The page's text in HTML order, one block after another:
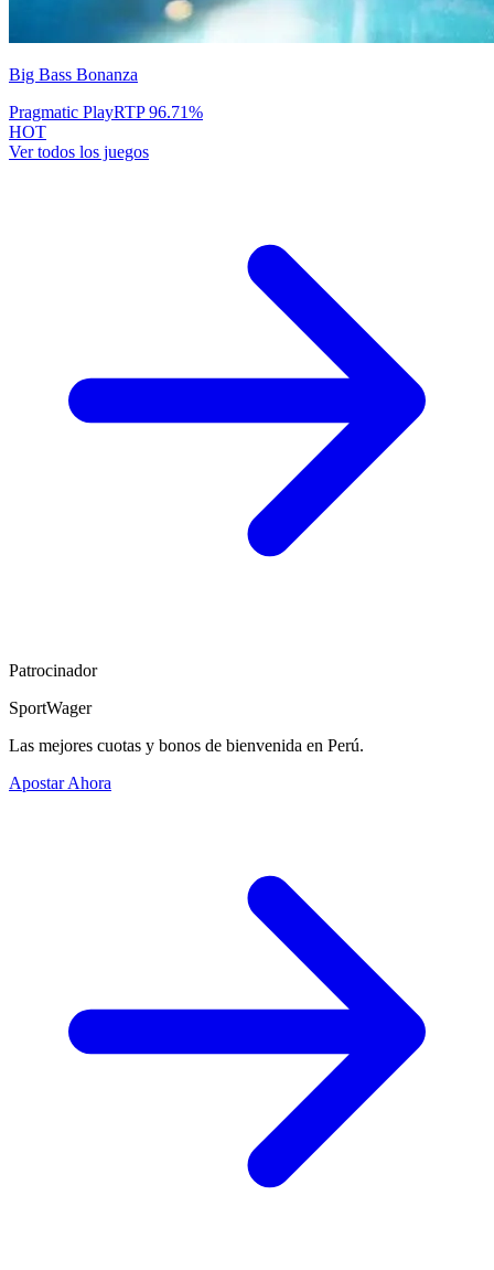
Big Bass Bonanza
Pragmatic PlayRTP96.71%
HOT
Ver todos los juegos
Patrocinador
SportWager
Las mejores cuotas y bonos de bienvenida en Perú.
Apostar Ahora